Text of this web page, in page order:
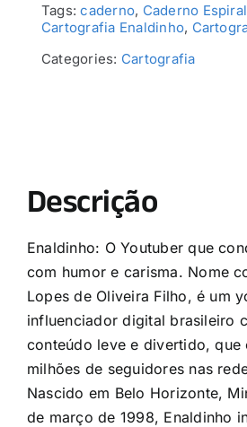
Tags:caderno, Caderno Espiral
Cartografia Enaldinho,
Categories: Cartografia
Descrição
Enaldinho: O Youtuber que
com humor e carisma. Nome
Lopes de Oliveira Filho, é um
influenciador digital brasileiro
conteúdo leve e divertido, que
milhões de seguidores nas
Nascido em Belo Horizonte,
de março de 1998, Enaldinho